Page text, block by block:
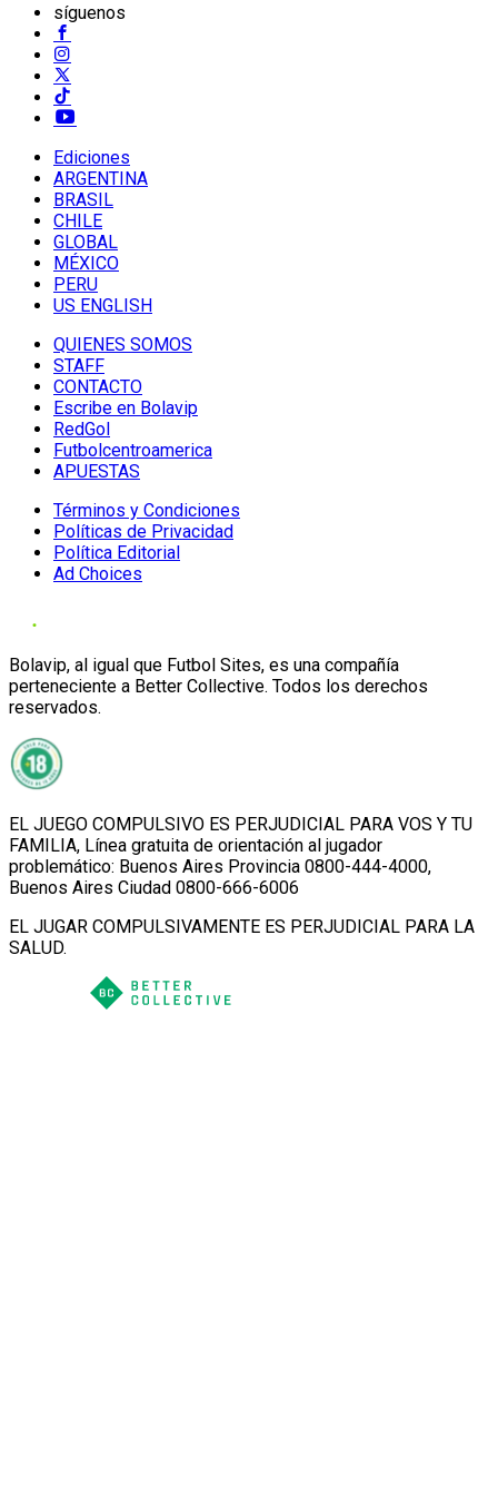
síguenos
Ediciones
ARGENTINA
BRASIL
CHILE
GLOBAL
MÉXICO
PERU
US ENGLISH
QUIENES SOMOS
STAFF
CONTACTO
Escribe en Bolavip
RedGol
Futbolcentroamerica
APUESTAS
Términos y Condiciones
Políticas de Privacidad
Política Editorial
Ad Choices
Bolavip, al igual que Futbol Sites, es una compañía
perteneciente a Better Collective. Todos los derechos
reservados.
EL JUEGO COMPULSIVO ES PERJUDICIAL PARA VOS Y TU
FAMILIA, Línea gratuita de orientación al jugador
problemático: Buenos Aires Provincia 0800-444-4000,
Buenos Aires Ciudad 0800-666-6006
EL JUGAR COMPULSIVAMENTE ES PERJUDICIAL PARA LA
SALUD.